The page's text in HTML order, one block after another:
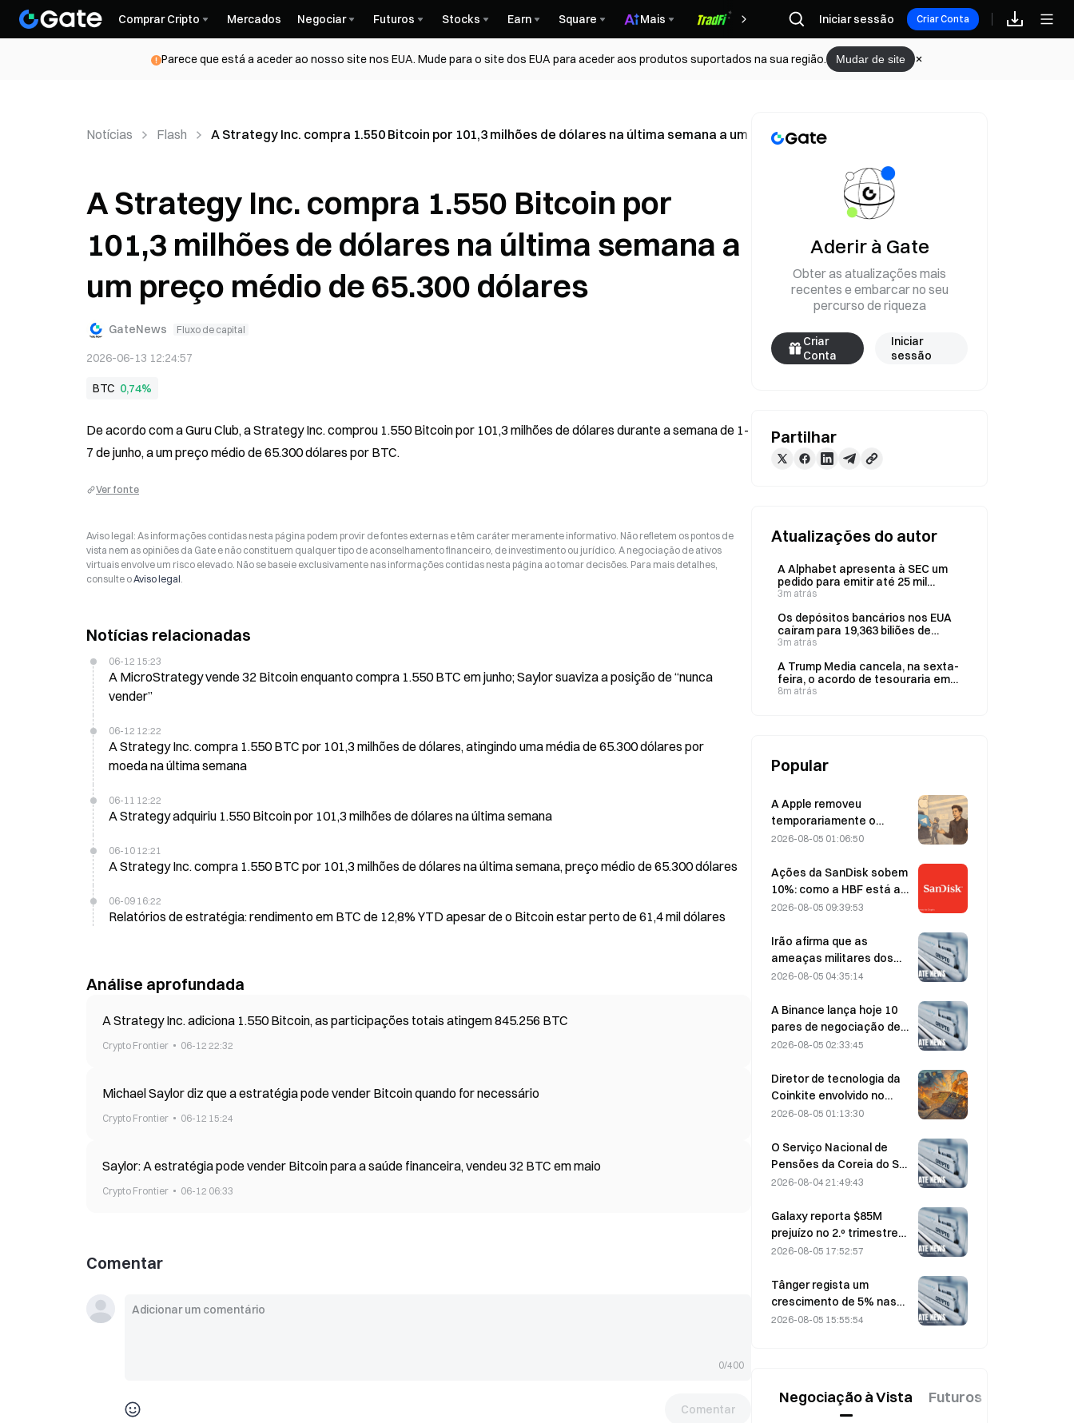
Comprar Cripto Mercados Negociar Futuros Stocks Earn Square Mais Recompensas
Iniciar sessão Criar Conta
Parece que está a aceder ao nosso site nos EUA. Mude para o site dos EUA para aceder aos produtos suportados na sua região. Mudar de site
Notícias Flash A Strategy Inc. compra 1.550 Bitcoin por 101,3 milhões de dólares na última semana a um preço médio de 65.300 dólares
A Strategy Inc. compra 1.550 Bitcoin por
101,3 milhões de dólares na última semana a
um preço médio de 65.300 dólares
GateNews Fluxo de capital
2026-06-13 12:24:57
BTC 0,74%
De acordo com a Guru Club, a Strategy Inc. comprou 1.550 Bitcoin por 101,3 milhões de dólares durante a semana de 1-
7 de junho, a um preço médio de 65.300 dólares por BTC.
Ver fonte
Aviso legal: As informações contidas nesta página podem provir de fontes externas e têm caráter meramente informativo. Não refletem os pontos de
vista nem as opiniões da Gate e não constituem qualquer tipo de aconselhamento financeiro, de investimento ou jurídico. A negociação de ativos
virtuais envolve um risco elevado. Não se baseie exclusivamente nas informações contidas nesta página ao tomar decisões. Para mais detalhes,
consulte oAviso legal.
Notícias relacionadas
06-12 15:23
A MicroStrategy vende 32 Bitcoin enquanto compra 1.550 BTC em junho; Saylor suaviza a posição de “nunca
vender”
06-12 12:22
A Strategy Inc. compra 1.550 BTC por 101,3 milhões de dólares, atingindo uma média de 65.300 dólares por
moeda na última semana
06-11 12:22
A Strategy adquiriu 1.550 Bitcoin por 101,3 milhões de dólares na última semana
06-10 12:21
A Strategy Inc. compra 1.550 BTC por 101,3 milhões de dólares na última semana, preço médio de 65.300 dólares
06-09 16:22
Relatórios de estratégia: rendimento em BTC de 12,8% YTD apesar de o Bitcoin estar perto de 61,4 mil dólares
Análise aprofundada
A Strategy Inc. adiciona 1.550 Bitcoin, as participações totais atingem 845.256 BTC
Crypto Frontier 06-12 22:32
Michael Saylor diz que a estratégia pode vender Bitcoin quando for necessário
Crypto Frontier 06-12 15:24
Saylor: A estratégia pode vender Bitcoin para a saúde financeira, vendeu 32 BTC em maio
Crypto Frontier 06-12 06:33
Comentar
0/400
Comentar
Aderir à Gate
Obter as atualizações mais
recentes e embarcar no seu
percurso de riqueza
Criar
Conta
Iniciar
sessão
Partilhar
Atualizações do autor
A Alphabet apresenta à SEC um
pedido para emitir até 25 mil
milhões de dólares em obrigações
agosto.
3m atrás
Os depósitos bancários nos EUA
caíram para 19,363 biliões de
dólares na semana passada, face
anteriores.
3m atrás
A Trump Media cancela, na sexta-
feira, o acordo de tesouraria em
CRO com a Crypto.com e reduz os
8m atrás
Popular
A Apple removeu
temporariamente o
Telegram devido a
sexual infantil (CSAM);
Durov rejeitou a alegação,
afirmando que se tratou
segurança»
2026-08-05 01:06:50
Ações da SanDisk sobem
10%: como a HBF está a
iniciar um novo ciclo de
poderão os resultados
financeiros validar a tese
de crescimento?
2026-08-05 09:39:53
Irão afirma que as
ameaças militares dos
EUA atrasam o acordo
de Ormuz, em 5 de agosto
2026-08-05 04:35:14
A Binance lança hoje 10
pares de negociação de
bStocks às 20:00 (UTC+8),
a 0.
2026-08-05 02:33:45
Diretor de tecnologia da
Coinkite envolvido no
incidente relacionado
na Coldcard, que
desencadeou quatro
ondas de ataques e
dólares
2026-08-05 01:13:30
O Serviço Nacional de
Pensões da Coreia do Sul
muda para ações mais
em meio à volatilidade do
mercado
2026-08-04 21:49:43
Galaxy reporta $85M
prejuízo no 2.º trimestre
de 2026; receitas ficam
abaixo do esperado,
ações caem 7,23%
2026-08-05 17:52:57
Tânger regista um
crescimento de 5% nas
vendas, impulsionado pelo
2026-08-05 15:55:54
Negociação à Vista Futuros